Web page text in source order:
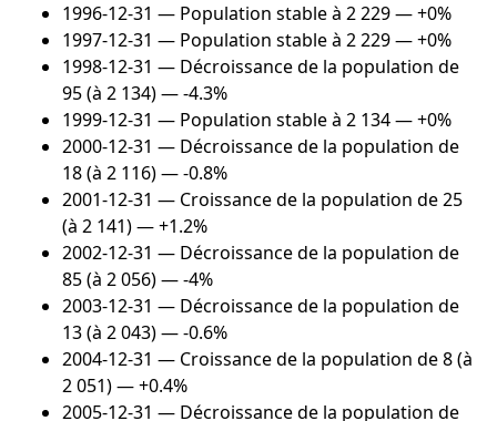
1996-12-31 — Population stable à 2 229 — +0%
1997-12-31 — Population stable à 2 229 — +0%
1998-12-31 — Décroissance de la population de
95 (à 2 134) — -4.3%
1999-12-31 — Population stable à 2 134 — +0%
2000-12-31 — Décroissance de la population de
18 (à 2 116) — -0.8%
2001-12-31 — Croissance de la population de 25
(à 2 141) — +1.2%
2002-12-31 — Décroissance de la population de
85 (à 2 056) — -4%
2003-12-31 — Décroissance de la population de
13 (à 2 043) — -0.6%
2004-12-31 — Croissance de la population de 8 (à
2 051) — +0.4%
2005-12-31 — Décroissance de la population de